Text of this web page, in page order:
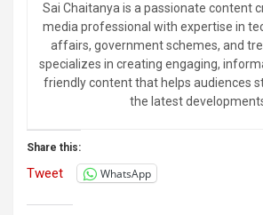
Sai Chaitanya is a passionate content
media professional with expertise in
affairs, government schemes, and
specializes in creating engaging,
friendly content that helps audiences
the latest
Share this:
Tweet WhatsApp